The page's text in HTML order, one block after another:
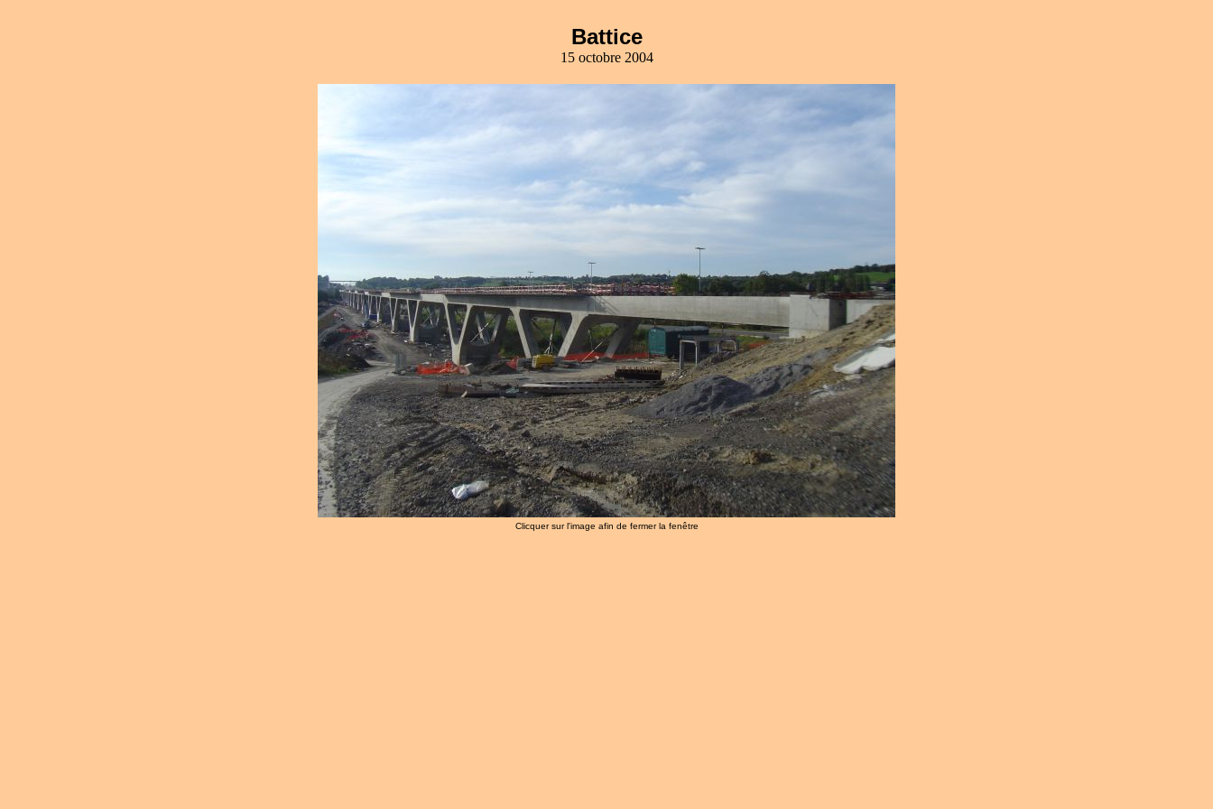
Battice
15 octobre 2004
Clicquer sur l'image afin de fermer la fenêtre